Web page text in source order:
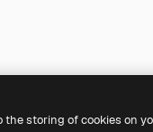
the storing of cookies on